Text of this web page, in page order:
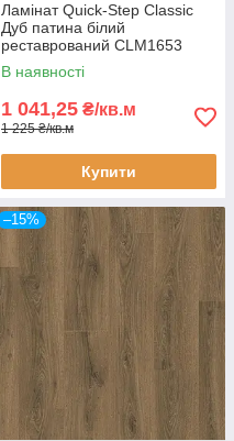
Ламінат Quick-Step Classic
Дуб патина білий
реставрований CLM1653
вологостійкий 32 клас 8 мм
без фаски
В наявності
1 041,25 ₴/кв.м
1 225 ₴/кв.м
Купити
–15%